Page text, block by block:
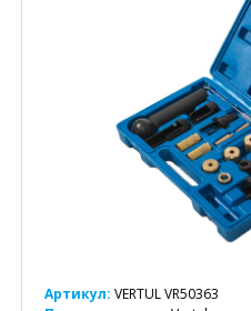
Артикул: VERTUL VR50363